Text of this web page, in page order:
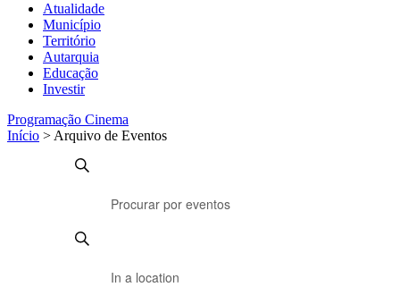
Atualidade
Município
Território
Autarquia
Educação
Investir
Programação Cinema
Início > Arquivo de Eventos
Eventos
29/04/2026
Navegação
pesquisa
e
chave.
Procure
Eventos
Location.